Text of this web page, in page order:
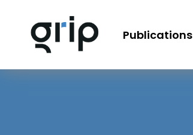
Publications